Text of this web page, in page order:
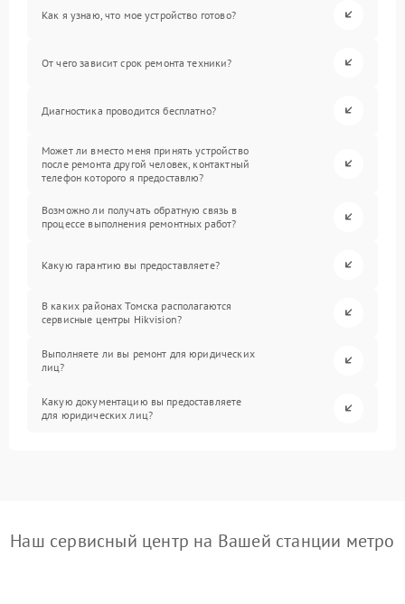
Как я узнаю, что мое устройство готово?
От чего зависит срок ремонта техники?
Диагностика проводится бесплатно?
Может ли вместо меня принять устройство
после ремонта другой человек, контактный
телефон которого я предоставлю?
Возможно ли получать обратную связь в
процессе выполнения ремонтных работ?
Какую гарантию вы предоставляете?
В каких районах Томска располагаются
сервисные центры Hikvision?
Выполняете ли вы ремонт для юридических
лиц?
Какую документацию вы предоставляете
для юридических лиц?
Наш сервисный центр на Вашей станции метро